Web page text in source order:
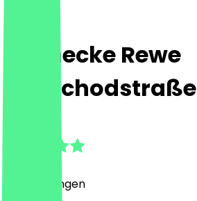
Steinecke Rewe
Lunochodstraße
Bewertungen